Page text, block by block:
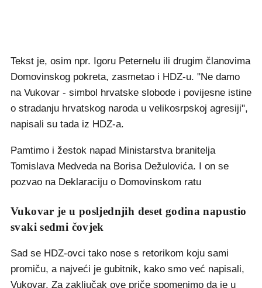
Tekst je, osim npr. Igoru Peternelu ili drugim članovima
Domovinskog pokreta, zasmetao i HDZ-u. "Ne damo
na Vukovar - simbol hrvatske slobode i povijesne istine
o stradanju hrvatskog naroda u velikosrpskoj agresiji",
napisali su tada iz HDZ-a.
Pamtimo i žestok napad Ministarstva branitelja
Tomislava Medveda na Borisa Dežulovića. I on se
pozvao na Deklaraciju o Domovinskom ratu
Vukovar je u posljednjih deset godina napustio
svaki sedmi čovjek
Sad se HDZ-ovci tako nose s retorikom koju sami
promiču, a najveći je gubitnik, kako smo već napisali,
Vukovar. Za zaključak ove priče spomenimo da je u